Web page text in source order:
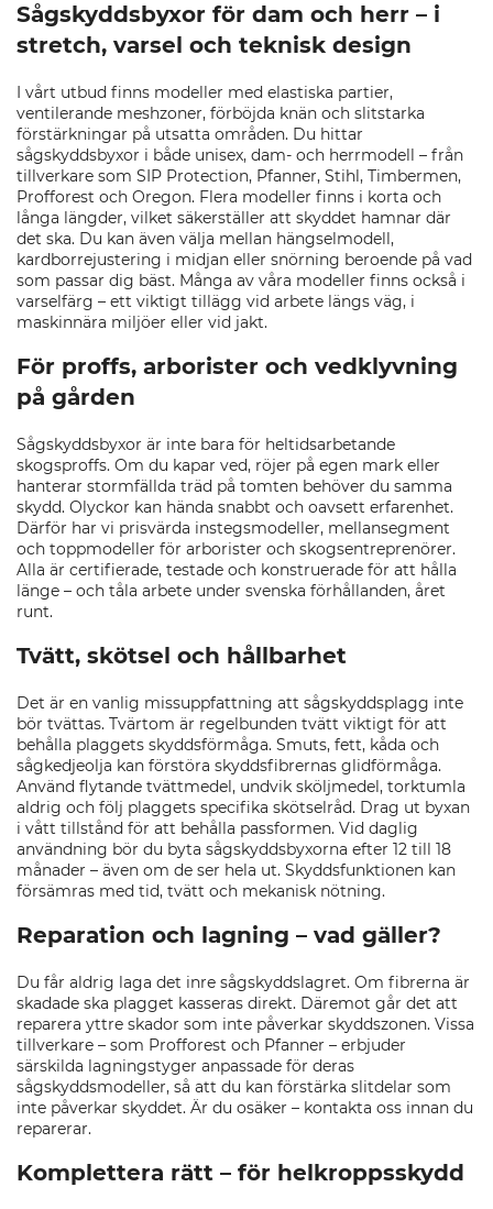
Sågskyddsbyxor för dam och herr – i
stretch, varsel och teknisk design
I vårt utbud finns modeller med elastiska partier,
ventilerande meshzoner, förböjda knän och slitstarka
förstärkningar på utsatta områden. Du hittar
sågskyddsbyxor i både unisex, dam- och herrmodell – från
tillverkare som SIP Protection, Pfanner, Stihl, Timbermen,
Profforest och Oregon. Flera modeller finns i korta och
långa längder, vilket säkerställer att skyddet hamnar där
det ska. Du kan även välja mellan hängselmodell,
kardborrejustering i midjan eller snörning beroende på vad
som passar dig bäst. Många av våra modeller finns också i
varselfärg – ett viktigt tillägg vid arbete längs väg, i
maskinnära miljöer eller vid jakt.
För proffs, arborister och vedklyvning
på gården
Sågskyddsbyxor är inte bara för heltidsarbetande
skogsproffs. Om du kapar ved, röjer på egen mark eller
hanterar stormfällda träd på tomten behöver du samma
skydd. Olyckor kan hända snabbt och oavsett erfarenhet.
Därför har vi prisvärda instegsmodeller, mellansegment
och toppmodeller för arborister och skogsentreprenörer.
Alla är certifierade, testade och konstruerade för att hålla
länge – och tåla arbete under svenska förhållanden, året
runt.
Tvätt, skötsel och hållbarhet
Det är en vanlig missuppfattning att sågskyddsplagg inte
bör tvättas. Tvärtom är regelbunden tvätt viktigt för att
behålla plaggets skyddsförmåga. Smuts, fett, kåda och
sågkedjeolja kan förstöra skyddsfibrernas glidförmåga.
Använd flytande tvättmedel, undvik sköljmedel, torktumla
aldrig och följ plaggets specifika skötselråd. Drag ut byxan
i vått tillstånd för att behålla passformen. Vid daglig
användning bör du byta sågskyddsbyxorna efter 12 till 18
månader – även om de ser hela ut. Skyddsfunktionen kan
försämras med tid, tvätt och mekanisk nötning.
Reparation och lagning – vad gäller?
Du får aldrig laga det inre sågskyddslagret. Om fibrerna är
skadade ska plagget kasseras direkt. Däremot går det att
reparera yttre skador som inte påverkar skyddszonen. Vissa
tillverkare – som Profforest och Pfanner – erbjuder
särskilda lagningstyger anpassade för deras
sågskyddsmodeller, så att du kan förstärka slitdelar som
inte påverkar skyddet. Är du osäker – kontakta oss innan du
reparerar.
Komplettera rätt – för helkroppsskydd